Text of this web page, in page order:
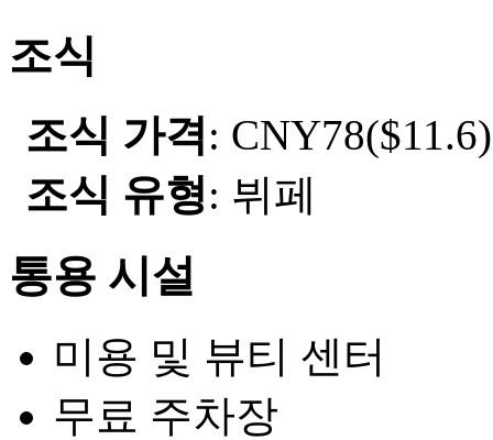
조식
조식 가격:
조식 유형: 뷔페
통용 시설
미용 및 뷰티 센터
무료 주차장